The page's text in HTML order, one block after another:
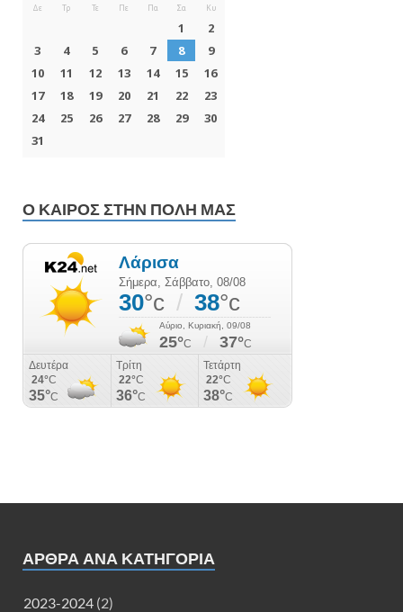
Ο ΚΑΙΡΌΣ ΣΤΗΝ ΠΌΛΗ ΜΑΣ
ΑΡΘΡΑ ΑΝΑ ΚΑΤΗΓΟΡΊΑ
2023-2024 (2)